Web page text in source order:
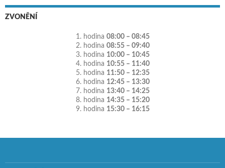
ZVONĚNÍ
1. hodina 08:00 – 08:45
2. hodina 08:55 – 09:40
3. hodina 10:00 – 10:45
4. hodina 10:55 – 11:40
5. hodina 11:50 – 12:35
6. hodina 12:45 – 13:30
7. hodina 13:40 – 14:25
8. hodina 14:35 – 15:20
9. hodina 15:30 – 16:15